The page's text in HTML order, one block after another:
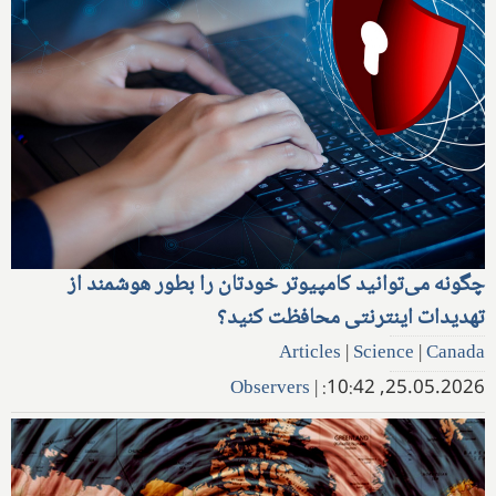
چگونه می‌توانید کامپیوتر خودتان را بطور هوشمند از
تهدیدات اینترنتی محافظت کنید؟
Articles |Science |Canada
25.05.2026, 10:42:
|
Observers